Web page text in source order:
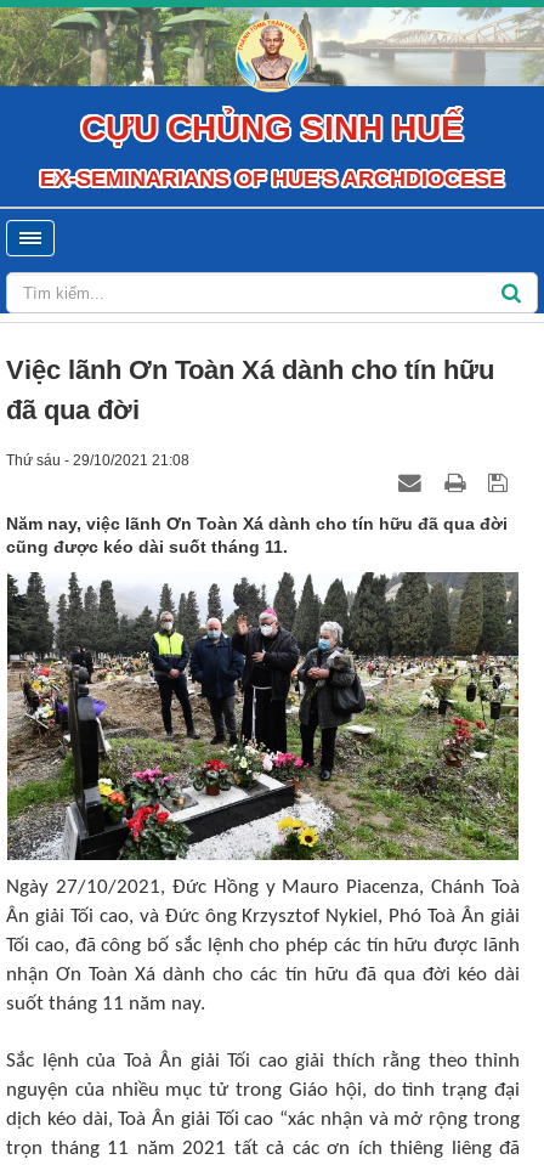
CỰU CHỦNG SINH HUẾ
EX-SEMINARIANS OF HUE'S ARCHDIOCESE
Việc lãnh Ơn Toàn Xá dành cho tín hữu
đã qua đời
Thứ sáu - 29/10/2021 21:08
Năm nay, việc lãnh Ơn Toàn Xá dành cho tín hữu đã qua đời
cũng được kéo dài suốt tháng 11.
Ngày 27/10/2021, Đức Hồng y Mauro Piacenza, Chánh Toà
Ân giải Tối cao, và Đức ông Krzysztof Nykiel, Phó Toà Ân giải
Tối cao, đã công bố sắc lệnh cho phép các tín hữu được lãnh
nhận Ơn Toàn Xá dành cho các tín hữu đã qua đời kéo dài
suốt tháng 11 năm nay.
Sắc lệnh của Toà Ân giải Tối cao giải thích rằng theo thỉnh
nguyện của nhiều mục tử trong Giáo hội, do tình trạng đại
dịch kéo dài, Toà Ân giải Tối cao “xác nhận và mở rộng trong
trọn tháng 11 năm 2021 tất cả các ơn ích thiêng liêng đã